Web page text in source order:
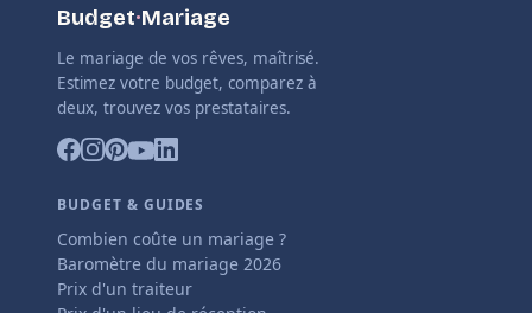
Budget·Mariage
Le mariage de vos rêves, maîtrisé.
Estimez votre budget, comparez à
deux, trouvez vos prestataires.
BUDGET & GUIDES
Combien coûte un mariage ?
Baromètre du mariage 2026
Prix d'un traiteur